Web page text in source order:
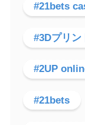
#21bets
#3Dプリン
#2UP
#21bets